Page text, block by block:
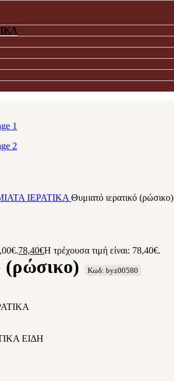
ΙΕΡΑΤΙΚΑ Θυμιατό ιερατικό (ρώσικο)
78,40€Η τρέχουσα τιμή είναι: 78,40€.
(ρώσικο) Κωδ: byz00580
ΕΙΔΗ